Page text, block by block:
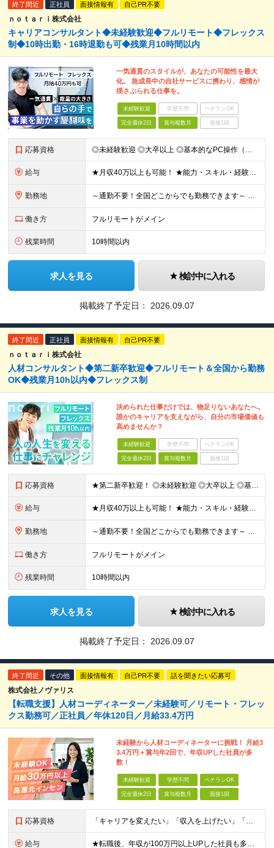
終了間近 正社員 面接情報有 自己PR不要
ｎｏｔａｒｉ株式会社
キャリアコンサルタント◆未経験歓迎◆フルリモート◆フレックス
制◆10時出勤・16時退勤も可◆残業月10時間以内
一気通貫のスタイルが、あなたの可能性を最大
化。 急成長中の自社サービスに携わり、感情が
揺さぶられる仕事を。
未経験歓迎 学歴不問 ベテランOK
完全週休2日 賞与複数月 面接1回
応募資格 ◎未経験歓迎 ◎大卒以上 ◎基本的なPC操作（メール・Google Workspace等）ができる方 ★第二新卒の方も歓迎！ 【こんな方にピッタリです】 ◎丁寧な調整やサポートが得意 ◎成長企業で裁
給与 ★月収40万以上も可能！ ★能力・スキル・経験を考慮した年収額を設定します ■月給20万円～40万円＋決算賞与 ※経験・スキルを考慮のうえ決定します ※給与にはみなし残業代40時間分を含む。そのほか
勤務地 ～通勤不要！全国どこからでも勤務できます～ ■完全在宅勤務のため、業務はご自宅で行っていただきます 【本社】 東京都港区南青山3-8-40 青山センタービル2階 ※変更の範囲：上記を除く当社関連勤
働き方 フルリモートがメイン
残業時間 10時間以内
求人を見る 検討中に入れる
掲載終了予定日： 2026.09.07
終了間近 正社員 面接情報有 自己PR不要
ｎｏｔａｒｉ株式会社
人材コンサルタント◆第二新卒歓迎◆フルリモート＆全国から勤務
OK◆残業月10h以内◆フレックス制
決められた仕事だけでは、物足りないあなたへ。
誰かのキャリアを支えながら、自分の市場価値も
高めませんか？
未経験歓迎 学歴不問 ベテランOK
完全週休2日 賞与複数月 面接1回
応募資格 ★第二新卒歓迎！ ◎未経験歓迎 ◎大卒以上 ◎基本的なPC操作（メール・Google Workspace等）ができる方 【こんな方を歓迎します】 ◎20代のうちに力をつけたい方 ◎人の人生やキャリア
給与 ★月収40万以上も可能！ ★能力・スキル・経験を考慮した年収額を設定します ★年功序列ではなく、チャレンジを評価して給与に反映！ ■月給20万円～40万円＋決算賞与 ※経験・スキルを考慮のうえ決定し
勤務地 ～通勤不要！全国どこからでも勤務できます～ ■完全在宅勤務のため、業務はご自宅で行っていただきます 【本社】 東京都港区南青山3-8-40 青山センタービル2階 ※変更の範囲：上記を除く当社関連勤
働き方 フルリモートがメイン
残業時間 10時間以内
求人を見る 検討中に入れる
掲載終了予定日： 2026.09.07
終了間近 その他 面接情報有 自己PR不要 話を聞きたい応募可
株式会社ノヴァリス
【転職支援】人材コーディネーター／未経験可／リモート・フレッ
クス勤務可／正社員／年休120日／月給33.4万円
未経験から人材コーディネーターに挑戦！ 月給3
3.4万円＋賞与年2回で、年収UPした社員が多
数！
未経験歓迎 学歴不問 ベテランOK
完全週休2日 賞与複数月 面接1回
応募資格 「キャリアを変えたい」「収入を上げたい」「将来に強いスキルを身につけたい」方歓迎！ ・未経験歓迎 ・学歴不問 ・第二新卒歓迎 ＼経験やスキルではなく、“これから”を重視します／ 「今のままでいい
給与 ★転職後、年収が100万円以上UPした社員も多数！ 月給33.4万円～45万円＋諸手当＋賞与年2回 ※インセンティブ充実 直近の最高インセンティブ：月50万円 全社員の平均インセンティブ：月10